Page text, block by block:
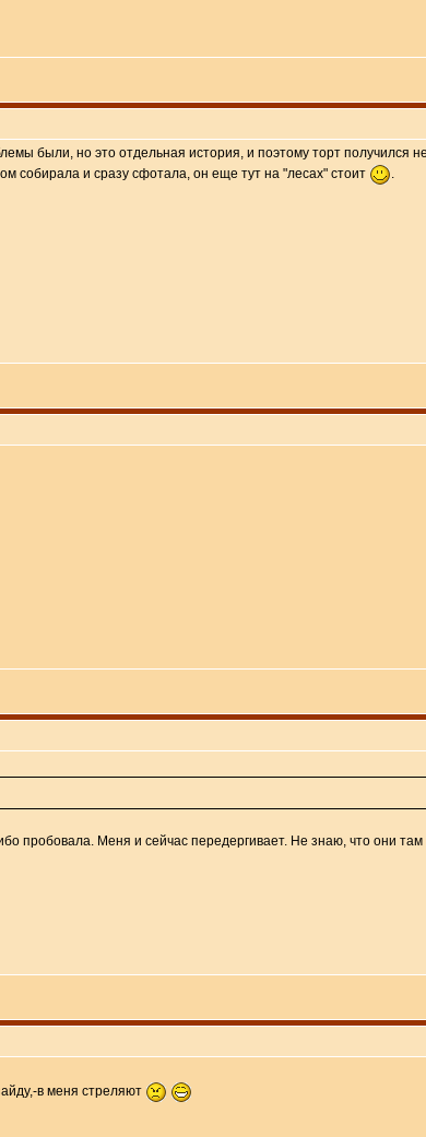
были, но это отдельная история, и поэтому торт получился
собирала и сразу сфотала, он еще тут на "лесах" стоит
.
пробовала. Меня и сейчас передергивает. Не знаю, что они там
в меня стреляют